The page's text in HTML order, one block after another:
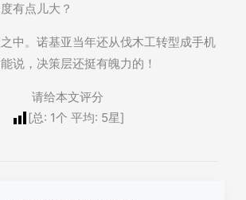
有点儿大？
中。诺基亚当年还从伐木工转型成手机
说，决策层还挺有魄力的！
请给本文评分
[总: 1个 平均: 5星]